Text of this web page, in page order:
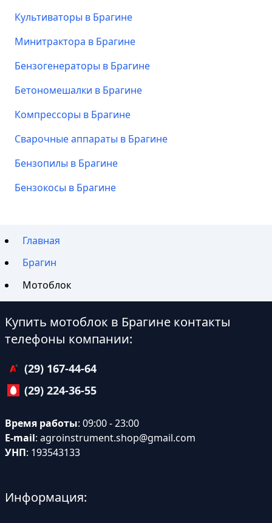
Культиваторы в Брагине
Минитрактора в Брагине
Бензогенераторы в Брагине
Бетономешалки в Брагине
Компрессоры в Брагине
Сварочные аппараты в Брагине
Бензопилы в Брагине
Бензокосы в Брагине
Главная
Брагин
Мотоблок
Купить мотоблок в Брагине контакты
телефоны компании:
(29) 167-44-64
(29) 224-36-55
Время работы: 09:00 - 23:00
E-mail: agroinstrument.shop@gmail.com
УНП: 193543133
Информация: